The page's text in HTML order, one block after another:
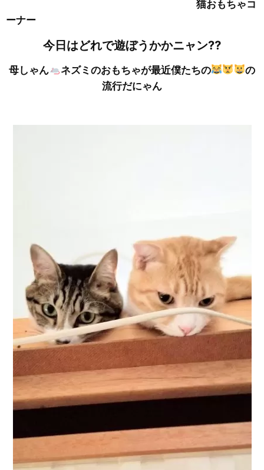
猫おもちゃコ
ーナー
今日はどれで遊ぼうかかニャン⁇
母しゃん ネズミのおもちゃが最近僕たちの
の
流行だにゃん